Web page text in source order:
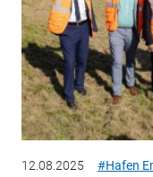
12.08.2025 #Hafen